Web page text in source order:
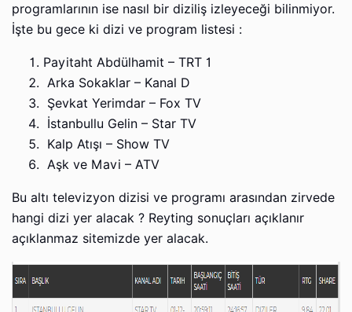
programlarının ise nasıl bir diziliş izleyeceği bilinmiyor.
İşte bu gece ki dizi ve program listesi :
Payitaht Abdülhamit – TRT 1
Arka Sokaklar – Kanal D
Şevkat Yerimdar – Fox TV
İstanbullu Gelin – Star TV
Kalp Atışı – Show TV
Aşk ve Mavi – ATV
Bu altı televizyon dizisi ve programı arasından zirvede
hangi dizi yer alacak ? Reyting sonuçları açıklanır
açıklanmaz sitemizde yer alacak.